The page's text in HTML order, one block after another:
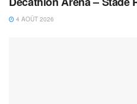
4 AOÛT 2026